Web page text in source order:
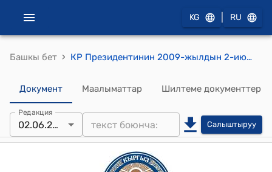
KG RU
Башкы бет › КР Президентинин 2009-жылдын 2-июнундагы ПЖ № 259 "Республиканын финансы-экономикалык чөйрөсүнүн кызматкерлерин мамлекеттик сыйлыктар менен сыйлоо жөнүндө" жарлыгы
Документ Маалыматтар Шилтеме документтер
Редакция
02.06.2009 Салыштыруу